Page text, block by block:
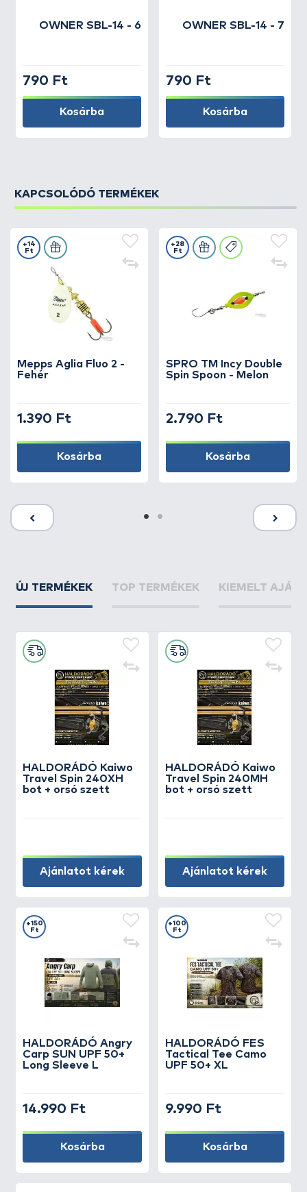
OWNER SBL-14 - 6
790 Ft
Kosárba
OWNER SBL-14 - 7
790 Ft
Kosárba
KAPCSOLÓDÓ TERMÉKEK
Mepps Aglia Fluo 2 -
Fehér
+14
Ft
1.390 Ft
Kosárba
SPRO TM Incy Double
Spin Spoon - Melon
+28
Ft
2.790 Ft
Kosárba
ÚJ TERMÉKEK TOP TERMÉKEK KIEMELT
HALDORÁDÓ Kaiwo
Travel Spin 240XH
bot + orsó szett
Ajánlatot kérek
HALDORÁDÓ Kaiwo
Travel Spin 240MH
bot + orsó szett
Ajánlatot kérek
HALDORÁDÓ Angry
Carp SUN UPF 50+
Long Sleeve L
+150
Ft
14.990 Ft
Kosárba
HALDORÁDÓ FES
Tactical Tee Camo
UPF 50+ XL
+100
Ft
9.990 Ft
Kosárba